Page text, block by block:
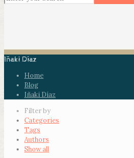
Iñaki Díaz
Home
Blog
Iñaki Díaz
Filter by
Categories
Tags
Authors
Show all